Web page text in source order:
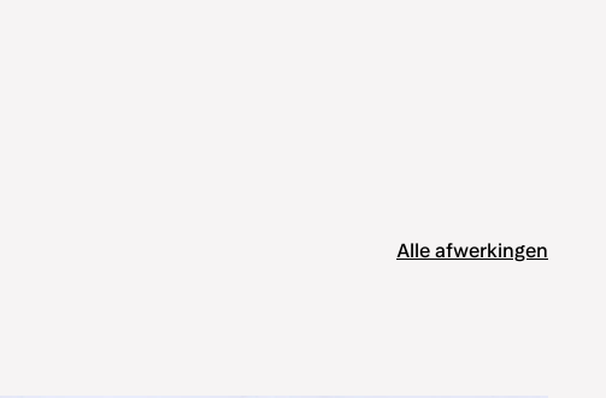
Alle afwerkingen